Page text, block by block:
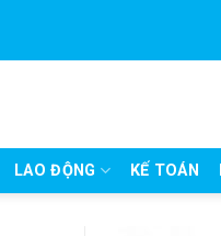
LAO ĐỘNG KẾ TOÁN